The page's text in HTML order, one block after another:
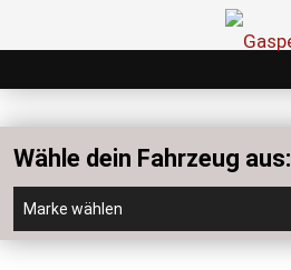
Wähle dein Fahrzeug aus: